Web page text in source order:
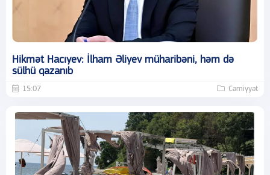
Hikmət Hacıyev: İlham Əliyev müharibəni, həm də
sülhü qazanıb
15:07 Cəmiyyət